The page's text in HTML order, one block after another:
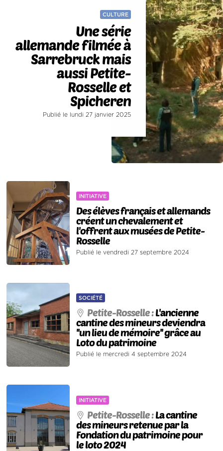
CULTURE
Une série
allemande filmée à
Sarrebruck mais
aussi Petite-
Rosselle et
Spicheren
Publié le lundi 27 janvier 2025
INITIATIVE
Des élèves français et allemands
créent un chevalement et
l'offrent aux musées de Petite-
Rosselle
Publié le vendredi 27 septembre 2024
SOCIÉTÉ
Petite-Rosselle :L'ancienne
cantine des mineurs deviendra
''un lieu de mémoire'' grâce au
Loto du patrimoine
Publié le mercredi 4 septembre 2024
INITIATIVE
Petite-Rosselle :La cantine
des mineurs retenue par la
Fondation du patrimoine pour
le loto 2024